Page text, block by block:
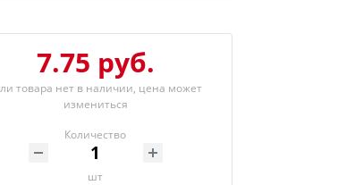
7.75 руб.
товара нет в наличии, цена может
измениться
Количество
шт